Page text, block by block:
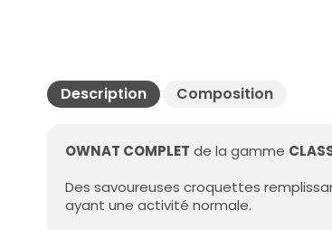
Description Composition
OWNAT COMPLET de la gamme
Des savoureuses croquettes
ayant une activité normale.